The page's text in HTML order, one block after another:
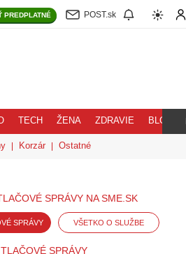
PREDPLATNÉ POST.sk
TECH ŽENA ZDRAVIE BLOG
Korzár Ostatné
SPRÁVY NA SME.SK
SPRÁVY VŠETKO O SLUŽBE
SPRÁVY